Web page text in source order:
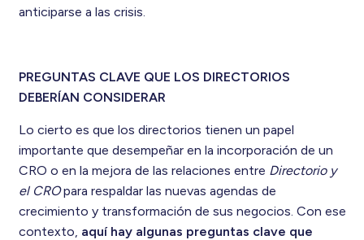
anticiparse a las crisis.
PREGUNTAS CLAVE QUE LOS DIRECTORIOS
DEBERÍAN CONSIDERAR
Lo cierto es que los directorios tienen un papel
importante que desempeñar en la incorporación de un
CRO o en la mejora de las relaciones entre Directorio y
el CROpara respaldar las nuevas agendas de
crecimiento y transformación de sus negocios. Con ese
contexto, aquí hay algunas preguntas clave que